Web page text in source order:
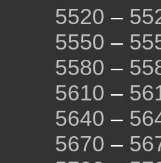
5520 –
5550 –
5580 –
5610 –
5640 –
5670 –